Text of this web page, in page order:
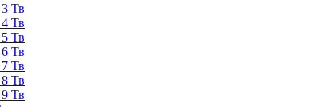
Тв
Тв
Тв
Тв
Тв
Тв
Тв